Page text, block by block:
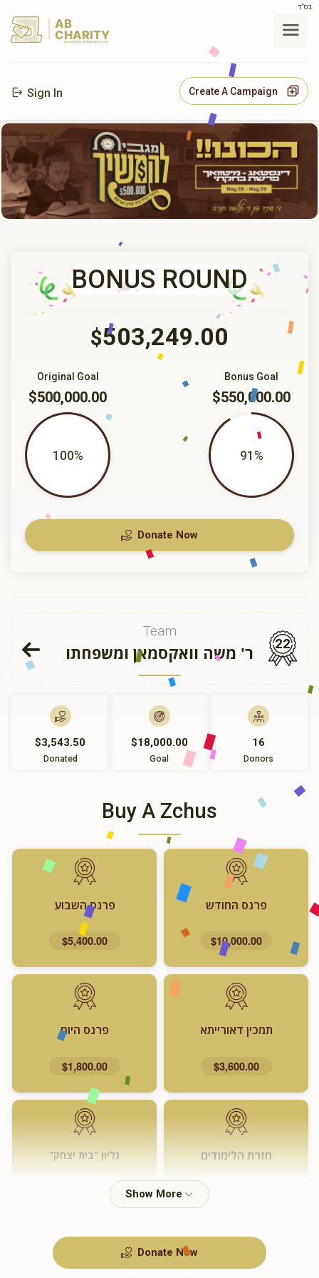
בס"ד
AB
CHARITY
powerd by ahblicklive.com
Sign In Create A Campaign
BONUS ROUND
$503,249.00
Bonus Goal
$550,000.00
91%
Original Goal
$500,000.00
100%
Donate Now
Team
ר' משה וואקסמאן ומשפחתו 22
$3,543.50
Donated
$18,000.00
Goal
16
Donors
Buy A Zchus
פרנס החודש
$10,000.00
פרנס השבוע
$5,400.00
תמכין דאורייתא
$3,600.00
פרנס היום
$1,800.00
חזרת הלימודים גליון "בית יצחק"
Donate Now